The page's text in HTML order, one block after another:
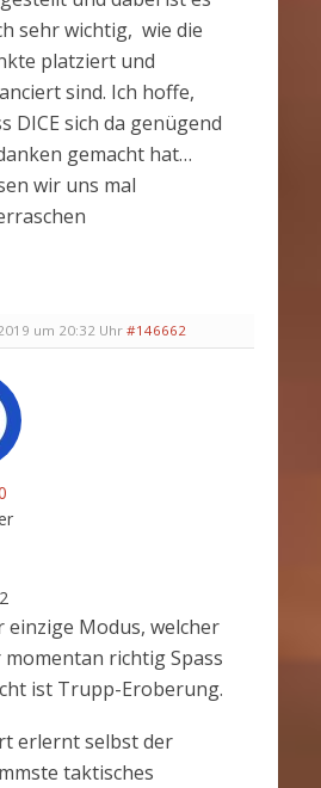
sehr wichtig, wie die
platziert und
sind. Ich hoffe,
DICE sich da genügend
gemacht hat…
wir uns mal
um 20:32 Uhr #146662
einzige Modus, welcher
momentan richtig Spass
ist Trupp-Eroberung.
erlernt selbst der
taktisches